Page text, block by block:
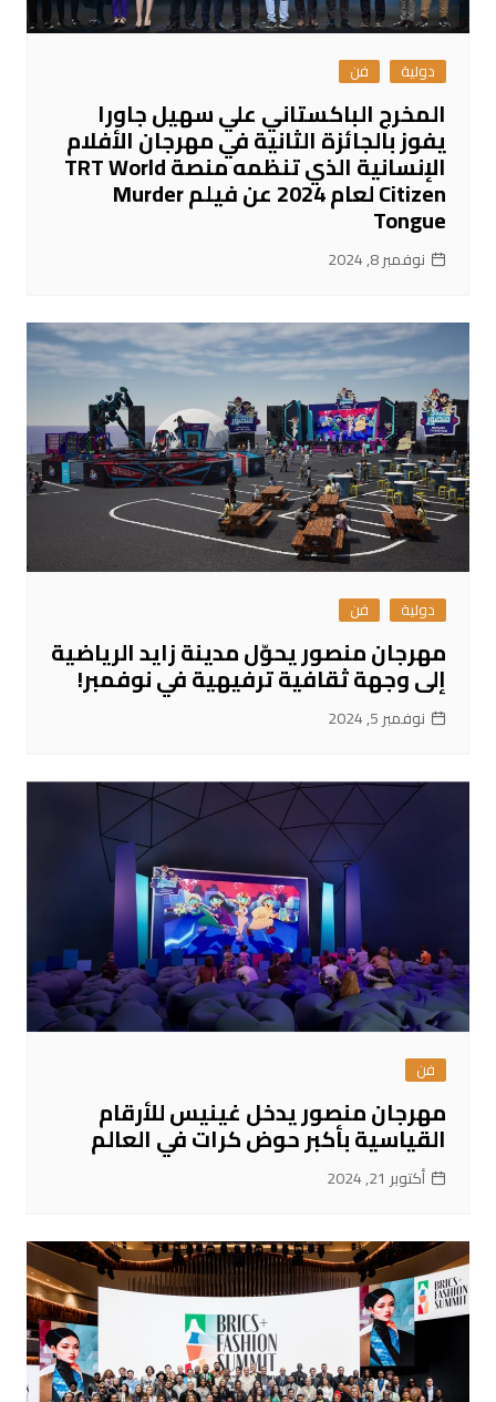
دولية فن
المخرج الباكستاني علي سهيل جاورا
يفوز بالجائزة الثانية في مهرجان الأفلام
الإنسانية الذي تنظمه منصة TRT World
Citizen لعام 2024 عن فيلم Murder
Tongue
نوفمبر 8, 2024
دولية فن
مهرجان منصور يحوّل مدينة زايد الرياضية
إلى وجهة ثقافية ترفيهية في نوفمبر!
نوفمبر 5, 2024
فن
مهرجان منصور يدخل غينيس للأرقام
القياسية بأكبر حوض كرات في العالم
أكتوبر 21, 2024